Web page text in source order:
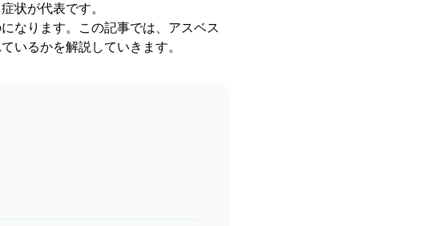
状が代表です。
なります。この記事では、アスベス
いるかを解説していきます。